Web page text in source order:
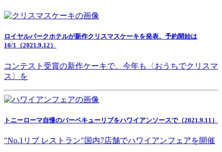
ロイヤルパークホテルが新作クリスマスケーキを発表、予約開始は
10/1（2021.9.12）
コンテスト受賞の新作ケーキで、今年も〈おうちでクリスマ
ス〉を
トニーローマ自慢のバーベキューリブをハワイアンソースで（2021.9.11）
"No.1リブ レストラン"国内7店舗でハワイアンフェアを開催